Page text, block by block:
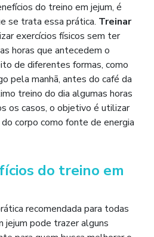
do treino em jejum, é
se trata essa prática. Treinar
exercícios físicos sem ter
horas que antecedem o
de diferentes formas, como
pela manhã, antes do café da
treino do dia algumas horas
os casos, o objetivo é utilizar
corpo como fonte de energia
do treino em
recomendada para todas
jejum pode trazer alguns